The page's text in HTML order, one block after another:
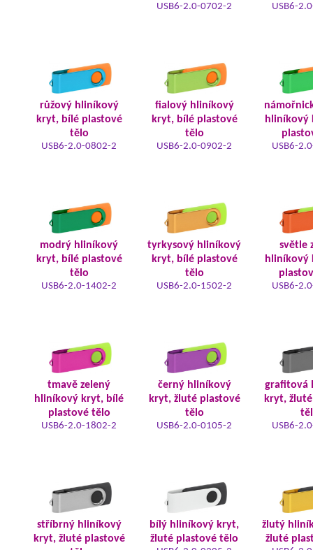
USB6-2.0-0702-2 USB6-
růžový hliníkový
kryt, bílé plastové
tělo
USB6-2.0-0802-2
fialový hliníkový
kryt, bílé plastové
tělo
USB6-2.0-0902-2
hliníkový
USB6-
modrý hliníkový
kryt, bílé plastové
tělo
USB6-2.0-1402-2
tyrkysový hliníkový
kryt, bílé plastové
tělo
USB6-2.0-1502-2
světle
hliníkový
USB6-
tmavě zelený
hliníkový kryt, bílé
plastové tělo
USB6-2.0-1802-2
černý hliníkový
kryt, žluté plastové
tělo
USB6-2.0-0105-2
grafitová
kryt,
USB6-
stříbrný hliníkový
kryt, žluté plastové
bílý hliníkový kryt,
žluté plastové tělo
žlutý
žluté